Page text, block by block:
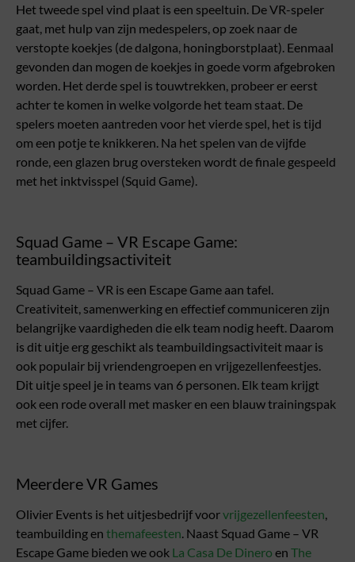
Het tweede spel vind plaat is een speeltuin. De VR-speler
gaat, met hulp van zijn medespelers, op zoek naar de
verstopte koekjes (de dalgona, honingborstplaat). Eenmaal
gevonden dan mogen de koekjes in goede vorm afgebroken
worden. Het derde spel is touwtrekken, probeer er eerst
achter te komen in welke volgorde het team staat. De
spelers moeten aantreden voor het vierde spel, het is tijd
om een potje te knikkeren. Na het spelen van de vijfde
ronde, een glazen brug oversteken wordt de finale gespeeld
met het inktvisspel (Squid Game).
Squad Game – VR Escape Game:
teambuildingsactiviteit
Squad Game – VR is een Escape Game aan tafel.
Creativiteit, samenwerking en effectief communiceren zijn
belangrijke vaardigheden die elk team nodig heeft. Daarom
is dit uitje erg geschikt als teambuildingsactiviteit maar is
ook populair bij vriendengroepen en vrijgezellenfeestjes.
Dit uitje speel je in teams van 6 personen. Elk team krijgt
ook een rode overall met masker en een blauw trainingspak
met cijfer.
Meerdere VR Games
Olivier Events is het uitjesbedrijf voorvrijgezellenfeesten
teambuilding en themafeesten . Naast Squad Game – VR
Escape Game bieden we ook La Casa De Dinero en The